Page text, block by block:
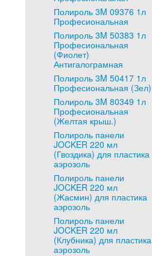
Полироль 3M 09376 1л
Професиональная
Полироль 3M 50383 1л
Професиональная
(Фиолет)
Антигалограмная
Полироль 3M 50417 1л
Професиональная (Зел)
Полироль 3M 80349 1л
Професиональная
(Желтая крыш.)
Полироль панели
JOCKER 220 мл
(Гвоздика) для пластика
аэрозоль
Полироль панели
JOCKER 220 мл
(Жасмин) для пластика
аэрозоль
Полироль панели
JOCKER 220 мл
(Клубника) для пластика
аэрозоль